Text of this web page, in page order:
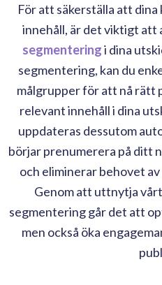
För att säkerställa att
innehåll, är det viktigt att
segmenteringi dina
segmentering, kan du
målgrupper för att nå rätt
relevant innehåll i dina
uppdateras dessutom
börjar prenumerera på ditt
och eliminerar behovet
Genom att uttnytja
segmenteringgår det att
men också öka